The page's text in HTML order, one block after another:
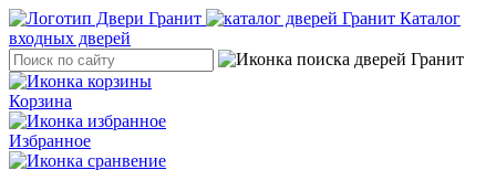
Каталог
входных дверей
Корзина
Избранное